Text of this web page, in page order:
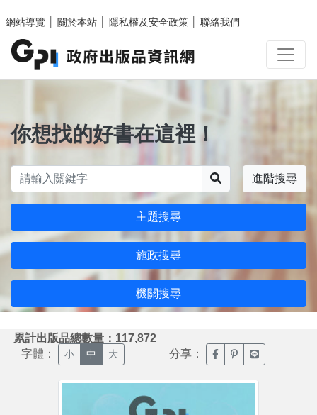
網站導覽
關於本站 隱私權及安全政策 聯絡我們
你想找的好書在這裡！
進階搜尋
主題搜尋
施政搜尋
機關搜尋
累計出版品總數量：117,872
字體： 小 中 大 分享： 臉書分享(另開新視窗)
噗浪分享(另開新
Line分享(另